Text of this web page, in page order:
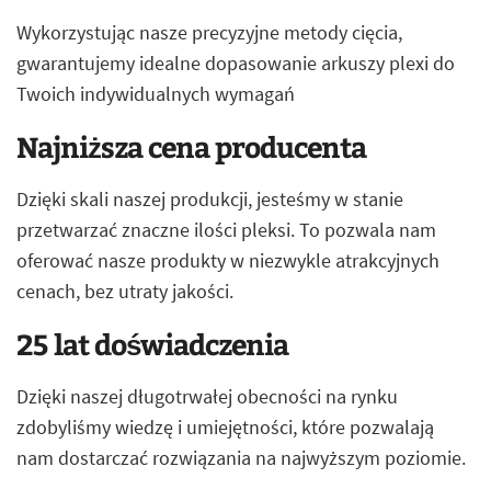
Wykorzystując nasze precyzyjne metody cięcia,
gwarantujemy idealne dopasowanie arkuszy plexi do
Twoich indywidualnych wymagań
Najniższa cena producenta
Dzięki skali naszej produkcji, jesteśmy w stanie
przetwarzać znaczne ilości pleksi. To pozwala nam
oferować nasze produkty w niezwykle atrakcyjnych
cenach, bez utraty jakości.
25 lat doświadczenia
Dzięki naszej długotrwałej obecności na rynku
zdobyliśmy wiedzę i umiejętności, które pozwalają
nam dostarczać rozwiązania na najwyższym poziomie.